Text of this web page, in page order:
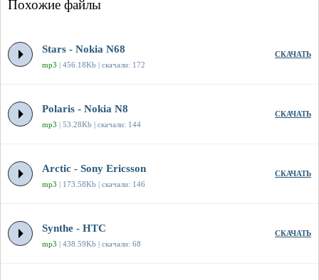
Похожие файлы
Stars - Nokia N68
mp3 | 456.18Kb | скачали: 172
СКАЧАТЬ
Polaris - Nokia N8
mp3 | 53.28Kb | скачали: 144
СКАЧАТЬ
Arctic - Sony Ericsson
mp3 | 173.58Kb | скачали: 146
СКАЧАТЬ
Synthe - HTC
mp3 | 438.59Kb | скачали: 68
СКАЧАТЬ